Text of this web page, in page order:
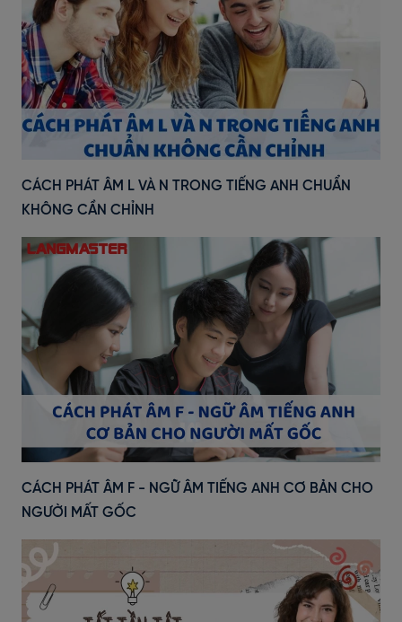
CÁCH PHÁT ÂM L VÀ N TRONG TIẾNG ANH CHUẨN
KHÔNG CẦN CHỈNH
CÁCH PHÁT ÂM F - NGỮ ÂM TIẾNG ANH CƠ BẢN CHO
NGƯỜI MẤT GỐC